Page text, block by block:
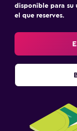
disponible para su
el que reserves.